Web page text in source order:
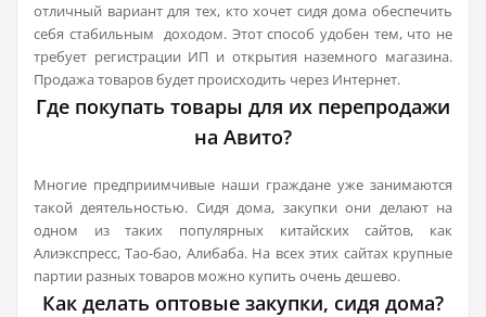
отличный вариант для тех, кто хочет сидя дома обеспечить
себя стабильным доходом. Этот способ удобен тем, что не
требует регистрации ИП и открытия наземного магазина.
Продажа товаров будет происходить через Интернет.
Где покупать товары для их перепродажи
на Авито?
Многие предприимчивые наши граждане уже занимаются
такой деятельностью. Сидя дома, закупки они делают на
одном из таких популярных китайских сайтов, как
Алиэкспресс, Тао-бао, Алибаба. На всех этих сайтах крупные
партии разных товаров можно купить очень дешево.
Как делать оптовые закупки, сидя дома?